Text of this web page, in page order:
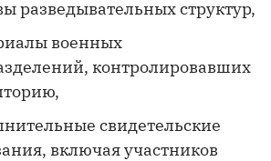
разведывательных структур,
военных
контролировавших
свидетельские
включая участников